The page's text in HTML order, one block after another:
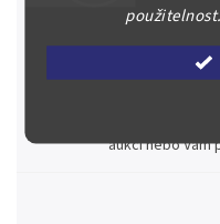
použitelnost.
Špičkové
Náš kolektiv specialistů
aukci nebo Vám